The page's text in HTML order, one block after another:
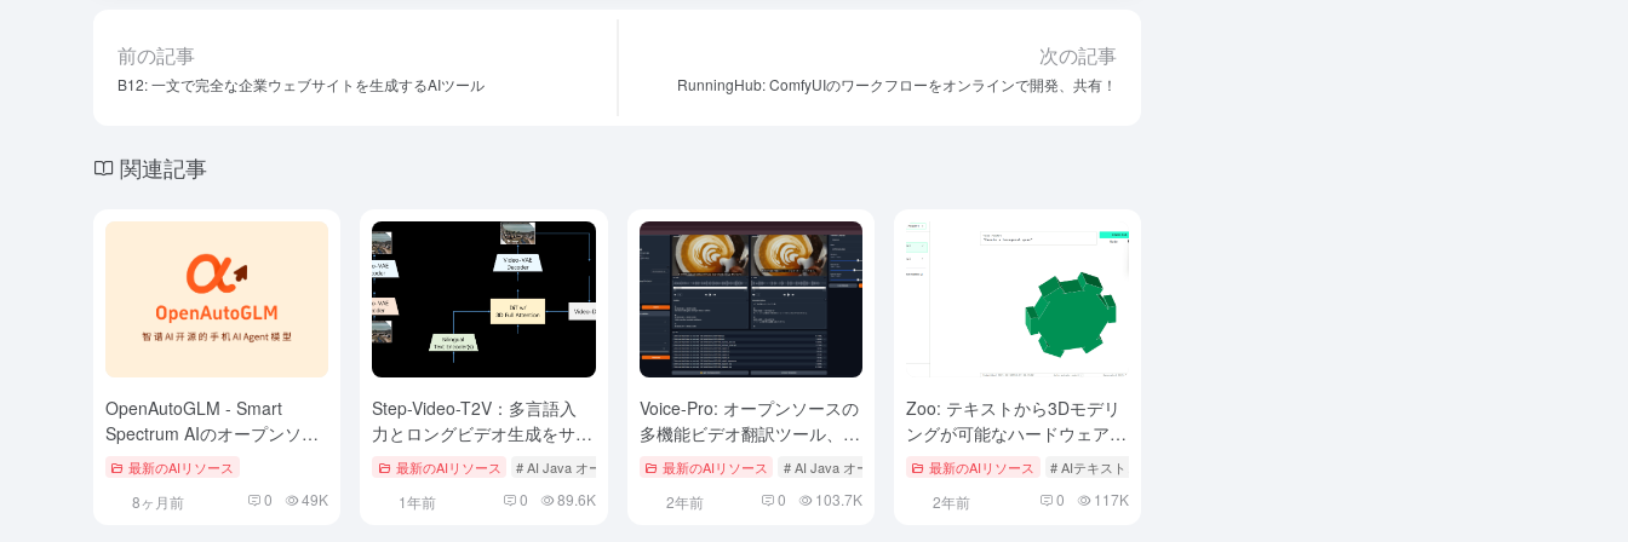
前の記事
B12: 一文で完全な企業ウェブサイトを生成するAIツール
次の記事
RunningHub: ComfyUIのワークフローをオンラインで開発、共有！
関連記事
OpenAutoGLM - Smart
Spectrum AIのオープンソー
ス携帯電話AIエージェントモ
デル
最新のAIリソース
8ヶ月前 0 49K
Step-Video-T2V：多言語入
力とロングビデオ生成をサポ
ートするVincennesビデオモ
デル
最新のAIリソース # AI Java オープンソースプロジェクト # AIテキストからビデオへ
1年前 0 89.6K
Voice-Pro: オープンソースの
多機能ビデオ翻訳ツール、多
言語への音声書き起こしおよ
び翻訳、Windowsワンクリッ
クインストール
最新のAIリソース # AI Java オープンソースプロジェクト # AI翻訳 # AI音声合成
2年前 0 103.7K
Zoo: テキストから3Dモデリ
ングが可能なハードウェア設
計用CADソフトウェア
最新のAIリソース # AIテキストとイメージを3Dへ
2年前 0 117K